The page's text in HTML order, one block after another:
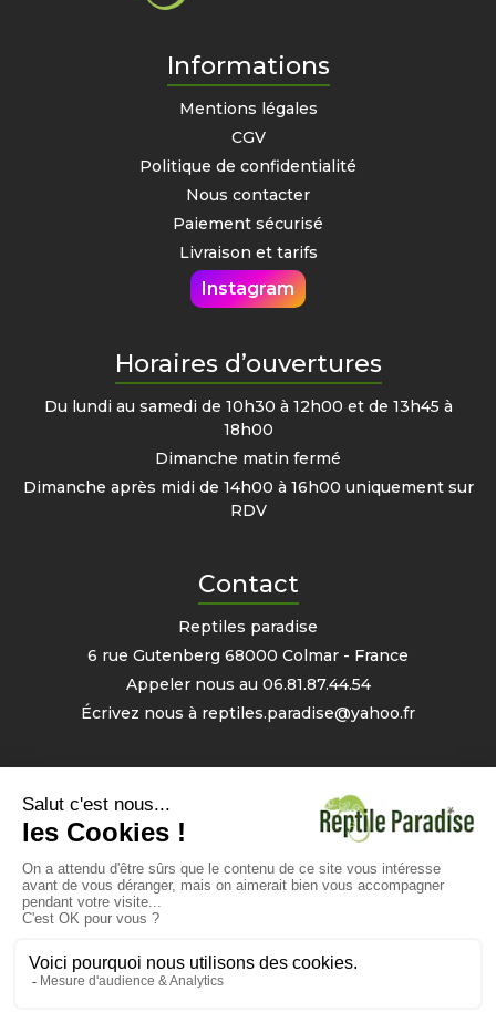
Informations
Mentions légales
CGV
Politique de confidentialité
Nous contacter
Paiement sécurisé
Livraison et tarifs
Instagram
Horaires d’ouvertures
Du lundi au samedi de 10h30 à 12h00 et de 13h45 à
18h00
Dimanche matin fermé
Dimanche après midi de 14h00 à 16h00 uniquement sur
RDV
Contact
Reptiles paradise
6 rue Gutenberg 68000 Colmar - France
Appeler nous au 06.81.87.44.54
Écrivez nous à reptiles.paradise@yahoo.fr
Informations personnelles
Commandes
Avoirs